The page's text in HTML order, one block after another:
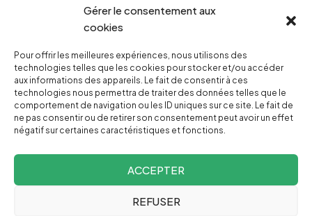
Gérer le consentement aux
cookies
Pour offrir les meilleures expériences, nous utilisons des
technologies telles que les cookies pour stocker et/ou accéder
aux informations des appareils. Le fait de consentir à ces
technologies nous permettra de traiter des données telles que le
comportement de navigation ou les ID uniques sur ce site. Le fait de
ne pas consentir ou de retirer son consentement peut avoir un effet
négatif sur certaines caractéristiques et fonctions.
ACCEPTER
REFUSER
NOUS SOUTENIR
NOTRE NEWSLETTER